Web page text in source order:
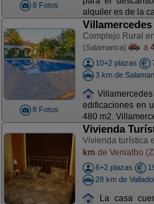
8 Fotos
alquiler es de la
8 Fotos
Complejo Rural en
(Salamanca) a
10+2 plazas
3 km de
edificaciones en
480 m2.
Vivienda
Vivienda turística
km de Venialbo
6+2 plazas
28 km de
La casa